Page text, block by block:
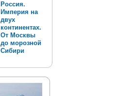
Россия.
Империя на
двух
континентах.
От Москвы
до морозной
Сибири